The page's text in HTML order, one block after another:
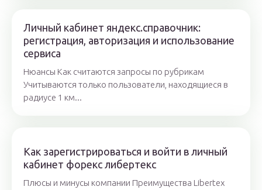
Личный кабинет яндекс.справочник:
регистрация, авторизация и использование
сервиса
Нюансы Как считаются запросы по рубрикам
Учитываются только пользователи, находящиеся в
радиусе 1 км...
Как зарегистрироваться и войти в личный
кабинет форекс либертекс
Плюсы и минусы компании Преимущества Libertex